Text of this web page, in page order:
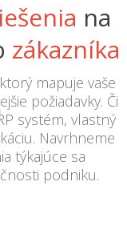
na
zákazníka
mapuje vaše
požiadavky. Či
systém, vlastný
Navrhneme
týkajúce sa
podniku.